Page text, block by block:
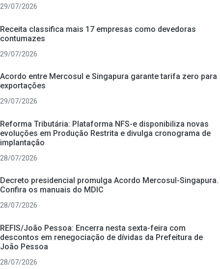
29/07/2026
Receita classifica mais 17 empresas como devedoras
contumazes
29/07/2026
Acordo entre Mercosul e Singapura garante tarifa zero para
exportações
29/07/2026
Reforma Tributária: Plataforma NFS-e disponibiliza novas
evoluções em Produção Restrita e divulga cronograma de
implantação
28/07/2026
Decreto presidencial promulga Acordo Mercosul-Singapura.
Confira os manuais do MDIC
28/07/2026
REFIS/João Pessoa: Encerra nesta sexta-feira com
descontos em renegociação de dívidas da Prefeitura de
João Pessoa
28/07/2026